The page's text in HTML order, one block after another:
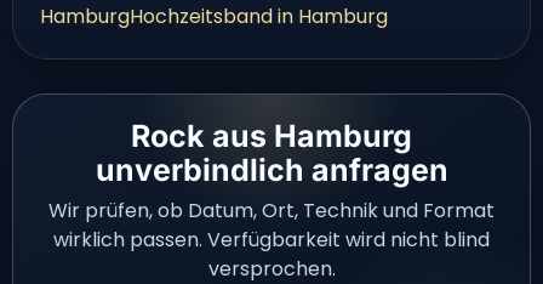
HamburgHochzeitsband in Hamburg
Rock aus Hamburg
unverbindlich anfragen
Wir prüfen, ob Datum, Ort, Technik und Format
wirklich passen. Verfügbarkeit wird nicht blind
versprochen.